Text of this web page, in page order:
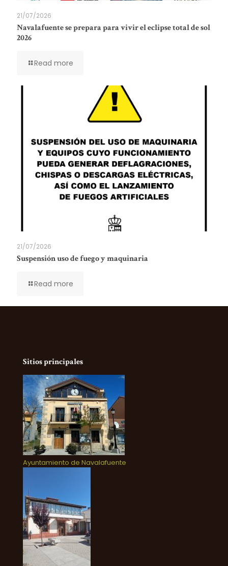
21/07/2026
Navalafuente se prepara para vivir el eclipse total de sol
2026
Read more
21/07/2026
Suspensión uso de fuego y maquinaria
Read more
Sitios principales
Ayuntamiento de Navalafuente